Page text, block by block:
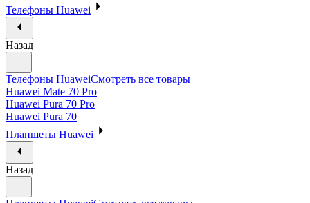
Телефоны Huawei
Назад
Телефоны HuaweiСмотреть все товары
Huawei Mate 70 Pro
Huawei Pura 70 Pro
Huawei Pura 70
Планшеты Huawei
Назад